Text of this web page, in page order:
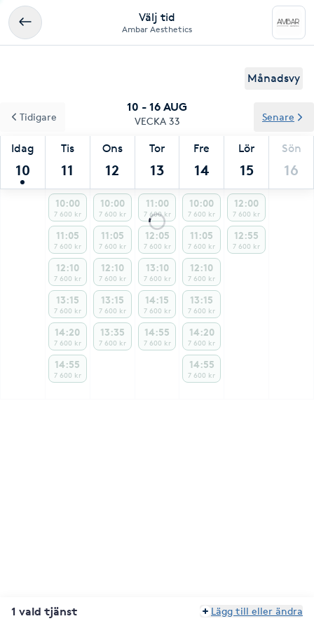
Välj tid
Ambar Aesthetics
Månadsvy
10 - 16 AUG
VECKA 33
Idag
10
Tis
11
Ons
12
Tor
13
Fre
14
Lör
15
Sön
16
Tidigare Senare
10:00
7 600 kr
11:05
7 600 kr
12:10
7 600 kr
13:15
7 600 kr
14:20
7 600 kr
14:55
7 600 kr
10:00
7 600 kr
11:05
7 600 kr
12:10
7 600 kr
13:15
7 600 kr
13:35
7 600 kr
11:00
7 600 kr
12:05
7 600 kr
13:10
7 600 kr
14:15
7 600 kr
14:55
7 600 kr
10:00
7 600 kr
11:05
7 600 kr
12:10
7 600 kr
13:15
7 600 kr
14:20
7 600 kr
14:55
7 600 kr
12:00
7 600 kr
12:55
7 600 kr
1 vald tjänst Lägg till eller ändra